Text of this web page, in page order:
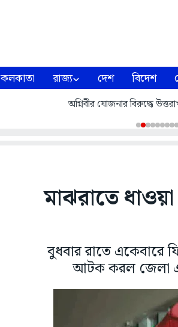
কলকাতা রাজ্য দেশ বিদেশ
অগ্নিবীর যোজনার বিরুদ্ধে
মাঝরাতে
বুধবার রাতে একেবারে
আটক করল জেলা